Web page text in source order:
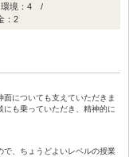
境：4 /
：2
についても支えていただきま
にも乗っていただき、精神的に
で、ちょうどよいレベルの授業